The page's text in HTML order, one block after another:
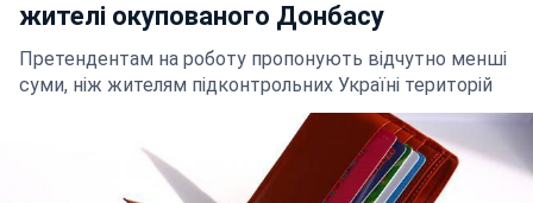
жителі окупованого Донбасу
Претендентам на роботу пропонують відчутно менші
суми, ніж жителям підконтрольних Україні територій